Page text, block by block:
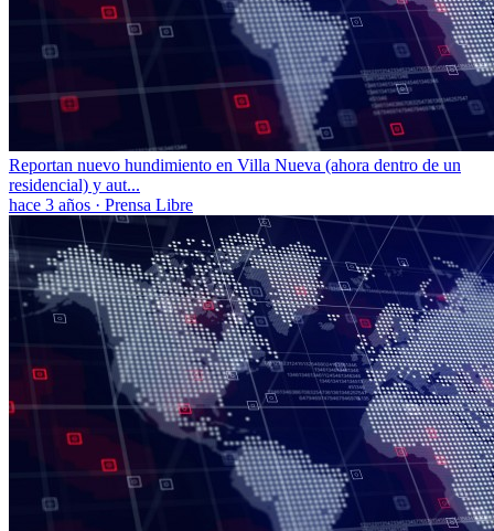
Reportan nuevo hundimiento en Villa Nueva (ahora dentro de un
residencial) y aut...
hace 3 años · Prensa Libre